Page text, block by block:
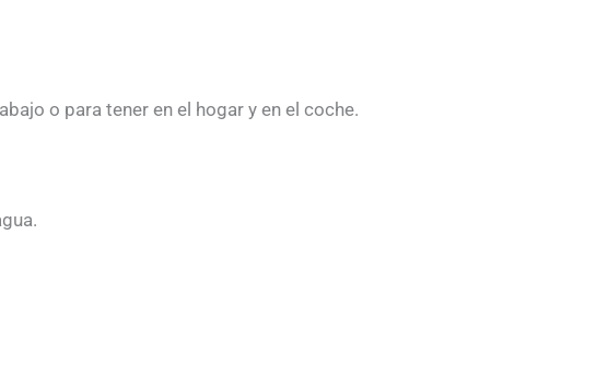
o para tener en el hogar y en el coche.